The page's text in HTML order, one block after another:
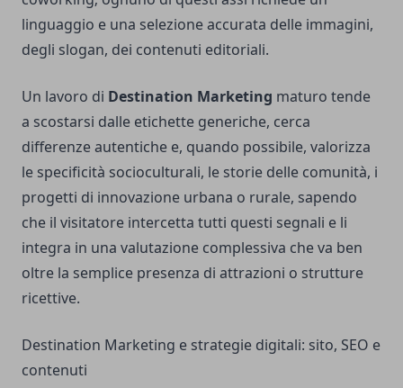
linguaggio e una selezione accurata delle immagini,
degli slogan, dei contenuti editoriali.
Un lavoro di Destination Marketing maturo tende
a scostarsi dalle etichette generiche, cerca
differenze autentiche e, quando possibile, valorizza
le specificità socioculturali, le storie delle comunità, i
progetti di innovazione urbana o rurale, sapendo
che il visitatore intercetta tutti questi segnali e li
integra in una valutazione complessiva che va ben
oltre la semplice presenza di attrazioni o strutture
ricettive.
Destination Marketing e strategie digitali: sito, SEO e
contenuti